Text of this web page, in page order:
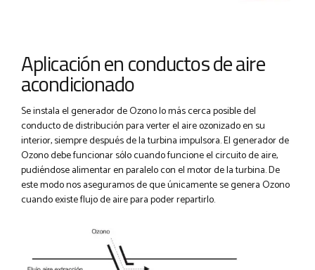
Aplicación en conductos de aire
acondicionado
Se instala el generador de Ozono lo más cerca posible del
conducto de distribución para verter el aire ozonizado en su
interior, siempre después de la turbina impulsora. El generador de
Ozono debe funcionar sólo cuando funcione el circuito de aire,
pudiéndose alimentar en paralelo con el motor de la turbina. De
este modo nos aseguramos de que únicamente se genera Ozono
cuando existe flujo de aire para poder repartirlo.